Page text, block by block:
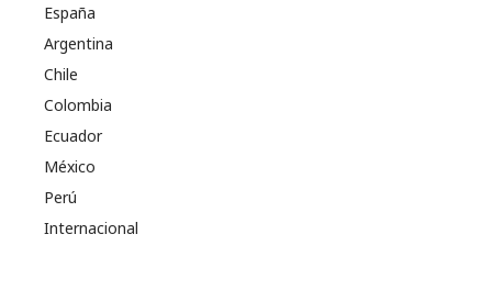
España
Argentina
Chile
Colombia
Ecuador
México
Perú
Internacional